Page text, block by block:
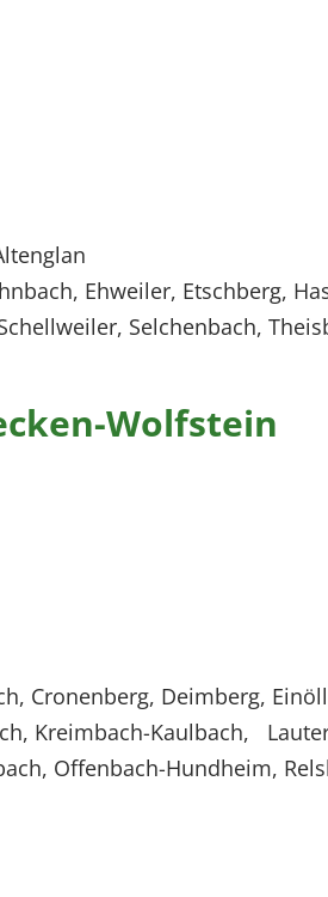
Ehweiler, Etschberg,
Selchenbach,
Wolfstein
Cronenberg, Deimberg,
Kreimbach-Kaulbach,
Offenbach-Hundheim,